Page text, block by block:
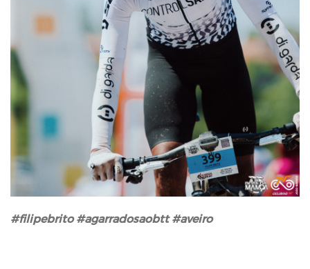
#filipebrito #agarradosaobtt #aveiro